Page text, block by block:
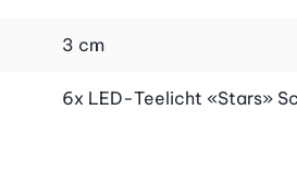
3 cm
6x LED-Teelicht «Stars»